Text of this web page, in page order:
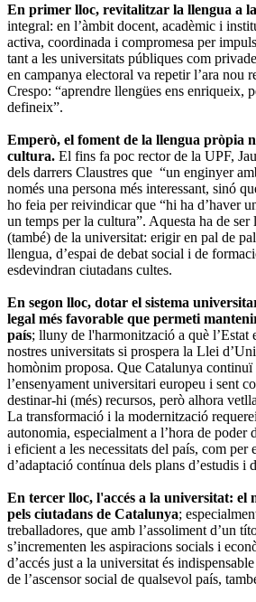
En primer lloc, revitalitzar la llengua a
integral: en l’àmbit docent, acadèmic i
activa, coordinada i compromesa per
tant a les universitats públiques com
en campanya electoral va repetir l’ara nou
Crespo: “aprendre llengües ens enriqueix,
defineix”.
Emperò, el foment de la llengua pròpia
cultura. El fins fa poc rector de la UPF,
dels darrers Claustres que “un enginyer
només una persona més interessant, sinó
ho feia per reivindicar que “hi ha d’haver
un temps per la cultura”. Aquesta ha de
(també) de la universitat: erigir en pal de
llengua, d’espai de debat social i de
esdevindran ciutadans cultes.
En segon lloc, dotar el sistema
legal més favorable que permeti
país; lluny de l'harmonització a què l’Estat
nostres universitats si prospera la Llei
homònim proposa. Que Catalunya continuï
l’ensenyament universitari europeu i sent
destinar-hi (més) recursos, però alhora
La transformació i la modernització
autonomia, especialment a l’hora de poder
i eficient a les necessitats del país, com per
d’adaptació contínua dels plans d’estudis i
En tercer lloc, l'accés a la universitat: el
pels ciutadans de Catalunya;
treballadores, que amb l’assoliment d’un
s’incrementen les aspiracions socials i
d’accés just a la universitat és
de l’ascensor social de qualsevol país,